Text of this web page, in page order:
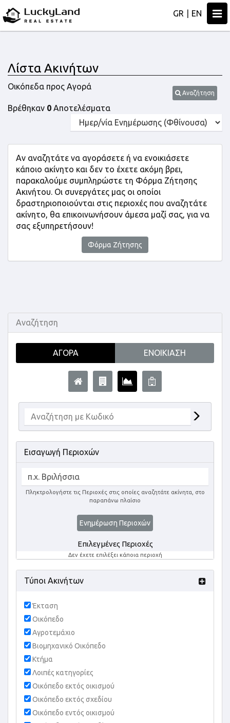
GR EN
Λίστα Ακινήτων
Αναζήτηση
Οικόπεδα προς Αγορά
Βρέθηκαν 0 Αποτελέσματα
Αν αναζητάτε να αγοράσετε ή να ενοικιάσετε
κάποιο ακίνητο και δεν το έχετε ακόμη βρει,
παρακαλούμε συμπληρώστε τη Φόρμα Ζήτησης
Ακινήτου. Οι συνεργάτες μας οι οποίοι
δραστηριοποιούνται στις περιοχές που αναζητάτε
ακίνητο, θα επικοινωνήσουν άμεσα μαζί σας, για να
σας εξυπηρετήσουν!
Φόρμα Ζήτησης
Αναζήτηση
ΑΓΟΡΆ ΕΝΟΙΚΊΑΣΗ
Εισαγωγή Περιοχών
Πληκτρολογήστε τις Περιοχές στις οποίες αναζητάτε ακίνητα, στο
παραπάνω πλαίσιο
Ενημέρωση Περιοχών
Επιλεγμένες Περιοχές
Δεν έχετε επιλέξει κάποια περιοχή
Τύποι Ακινήτων
Έκταση
Οικόπεδο
Αγροτεμάχιο
Βιομηχανικό Οικόπεδο
Κτήμα
Λοιπές κατηγορίες
Οικόπεδο εκτός οικισμού
Οικόπεδο εκτός σχεδίου
Οικόπεδο εντός οικισμού